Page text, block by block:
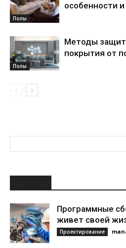
Полы
особенности
Полы
Методы
покрытия от
Программные
живет своей
Проектирование